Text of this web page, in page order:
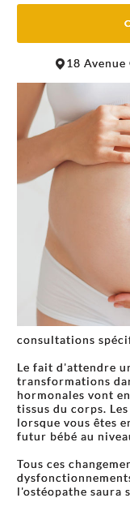
+
−
18
consultations
Le fait d'attendre
transformations
hormonales vont
tissus du corps.
lorsque vous êtes
futur bébé au
Tous ces
l'ostéopathe saura